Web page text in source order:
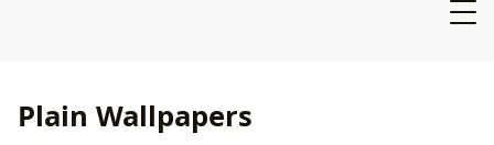
Plain Wallpapers